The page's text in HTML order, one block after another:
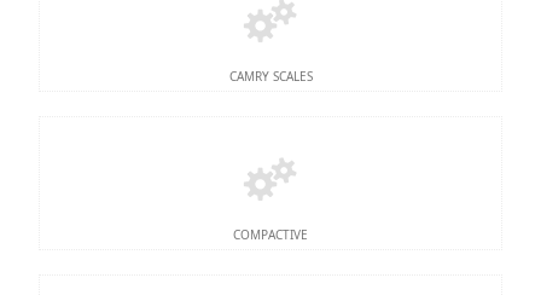
CAMRY SCALES
COMPACTIVE